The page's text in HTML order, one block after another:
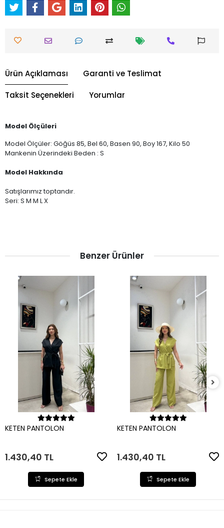
Ürün Açıklaması Garanti ve Teslimat
Taksit Seçenekleri Yorumlar
Model Ölçüleri
Model Ölçüler: Göğüs 85, Bel 60, Basen 90, Boy 167, Kilo 50
Mankenin Üzerindeki Beden : S
Model Hakkında
Satışlarımız toptandır.
Seri: S M M L X
Benzer Ürünler
Sepete Ekle
KETEN PANTOLON
1.430,40 TL
Sepete Ekle
Sepete Ekle
KETEN PANTOLON
1.430,40 TL
Sepete Ekle